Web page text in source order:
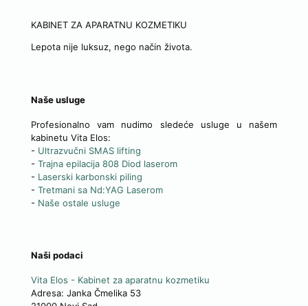
KABINET ZA APARATNU KOZMETIKU
Lepota nije luksuz, nego način života.
Naše usluge
Profesionalno vam nudimo sledeće usluge u našem
kabinetu Vita Elos:
- Ultrazvučni SMAS lifting
- Trajna epilacija 808 Diod laserom
- Laserski karbonski piling
- Tretmani sa Nd:YAG Laserom
- Naše ostale usluge
Naši podaci
Vita Elos - Kabinet za aparatnu kozmetiku
Adresa: Janka Čmelika 53